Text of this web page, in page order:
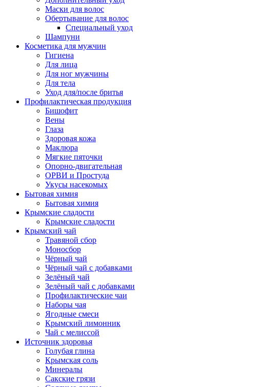
Маски для волос
Обертывание для волос
Специальный уход
Шампуни
Косметика для мужчин
Гигиена
Для лица
Для ног мужчины
Для тела
Уход для/после бритья
Профилактическая продукция
Бишофит
Вены
Глаза
Здоровая кожа
Маклюра
Мягкие пяточки
Опорно-двигательная
ОРВИ и Простуда
Укусы насекомых
Бытовая химия
Бытовая химия
Крымские сладости
Крымские сладости
Крымский чай
Травяной сбор
Моносбор
Чёрный чай
Чёрный чай с добавками
Зелёный чай
Зелёный чай с добавками
Профилактические чаи
Наборы чая
Ягодные смеси
Крымский лимонник
Чай с мелиссой
Источник здоровья
Голубая глина
Крымская соль
Минералы
Сакские грязи